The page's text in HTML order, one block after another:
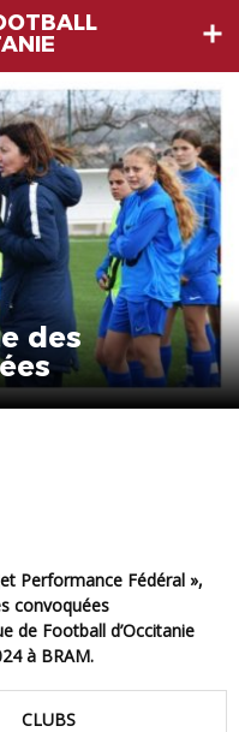
des
convoquées
de Football d’Occitanie
à BRAM.
CLUBS